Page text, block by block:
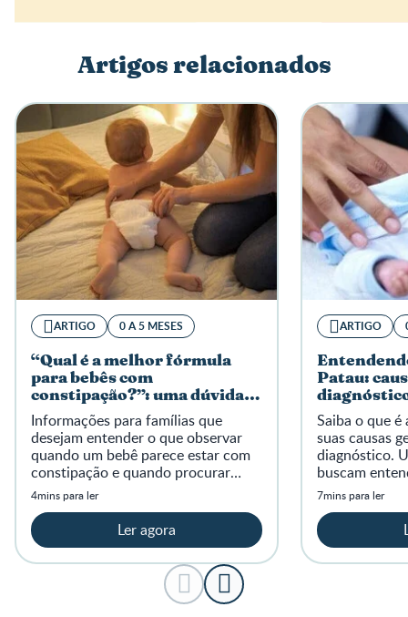
Escreva a sua opinião
Artigos relacionados
ARTIGO 0 A 5 MESES
“Qual é a melhor fórmula
para bebês com
constipação?”: uma dúvida
frequente das famílias
Informações para famílias que
desejam entender o que observar
quando um bebê parece estar com
constipação e quando procurar
orientação profissional.
4mins para ler
Ler agora
ARTIGO
Patau:
Saiba o que é
suas causas
diagnóstico.
buscam
rara.
7mins para ler